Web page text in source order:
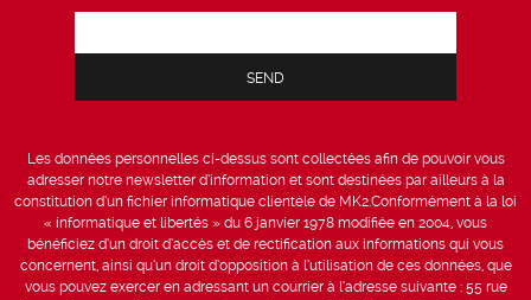
Les données personnelles ci-dessus sont collectées afin de pouvoir vous
adresser notre newsletter d’information et sont destinées par ailleurs à la
constitution d’un fichier informatique clientèle de MK2.Conformément à la loi
« informatique et libertés » du 6 janvier 1978 modifiée en 2004, vous
bénéficiez d’un droit d’accès et de rectification aux informations qui vous
concernent, ainsi qu’un droit d’opposition à l’utilisation de ces données, que
vous pouvez exercer en adressant un courrier à l’adresse suivante : 55 rue